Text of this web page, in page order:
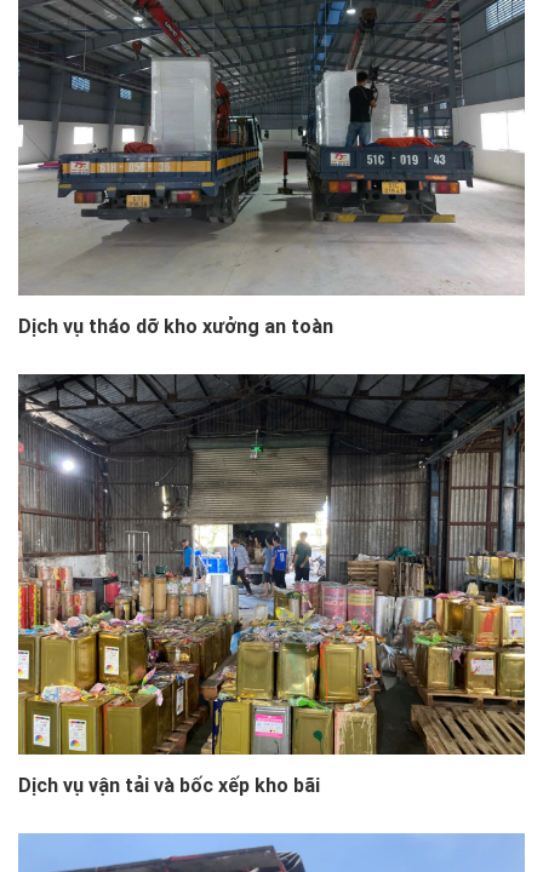
Dịch vụ tháo dỡ kho xưởng an toàn
Dịch vụ vận tải và bốc xếp kho bãi